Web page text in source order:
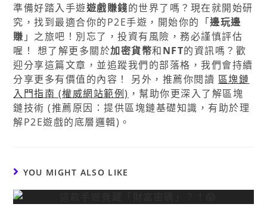
準備好踏入手遊遊戲賺錢的世界了嗎？現在就開始研
究，找到最適合你的P2E手遊，開始你的「邊玩邊
賺 」之旅吧！別忘了，投資有風險，務必謹慎評估
喔！ 想了解更多關於加密貨幣和NFT的資訊嗎？歡
迎分享這篇文章，並追蹤我們的部落格，我們會持續
分享更多有價值的內容！ 另外，推薦你閱讀 區塊鏈
入門指南 (權威網站範例) ，幫助你更深入了解區塊
鏈技術 (推薦原因：提供區塊鏈基礎知識，有助於理
解P2E遊戲的底層邏輯)。
YOU MIGHT ALSO LIKE